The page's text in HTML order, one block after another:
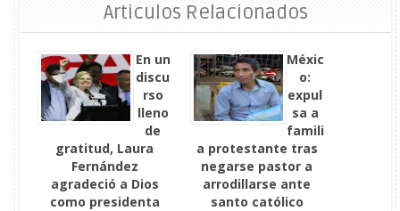
Articulos Relacionados
En un
discu
rso
lleno
de
gratitud, Laura
Fernández
agradeció a Dios
como presidenta
Méxic
o:
expul
sa a
famili
a protestante tras
negarse pastor a
arrodillarse ante
santo católico